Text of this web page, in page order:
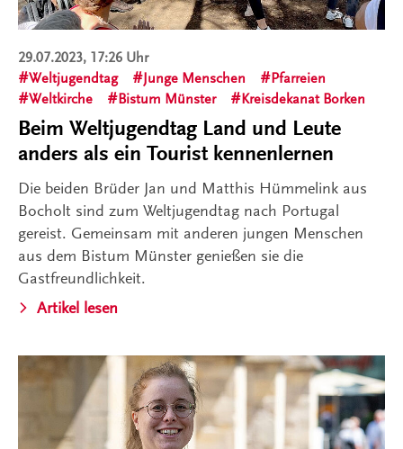
29.07.2023, 17:26 Uhr
Weltjugendtag
Junge Menschen
Pfarreien
Weltkirche
Bistum Münster Kreisdekanat Borken
Beim Weltjugendtag Land und Leute
anders als ein Tourist kennenlernen
Die beiden Brüder Jan und Matthis Hümmelink aus
Bocholt sind zum Weltjugendtag nach Portugal
gereist. Gemeinsam mit anderen jungen Menschen
aus dem Bistum Münster genießen sie die
Gastfreundlichkeit.
Artikel lesen